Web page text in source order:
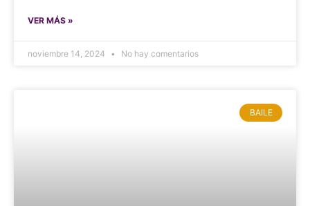
VER MÁS »
noviembre 14, 2024 No hay comentarios
BAILE